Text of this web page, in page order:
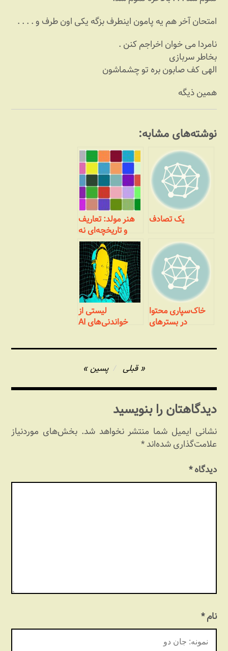
امتحان آخر هم یه پامون اینطرف بزگه یکی اون طرف و . . . .
نامردا می خوان اخراجم کنن .
بخاطر سربازی
الهی کف صابون بره تو چشماشون
همین ذیگه
نوشته‌های مشابه:
یک تصادف هنر مولد: تعاریف
و تاریخچه‌ای نه
چندان مختصر
خاک‌سپاری محتوا
در بسترهای
لیستی از
خواندنی‌های AI
نوشته
قبلی پسین
دیدگاهتان را بنویسید
نشانی ایمیل شما منتشر نخواهد شد. بخش‌های موردنیاز
علامت‌گذاری شده‌اند*
دیدگاه*
نام*